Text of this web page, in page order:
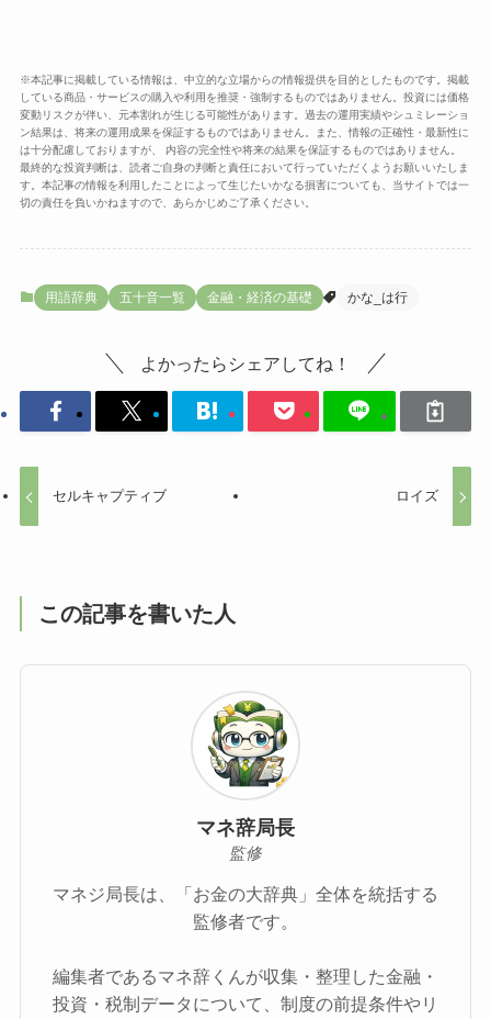
※本記事に掲載している情報は、中立的な立場からの情報提供を目的としたものです。掲載
している商品・サービスの購入や利用を推奨・強制するものではありません。投資には価格
変動リスクが伴い、元本割れが生じる可能性があります。過去の運用実績やシュミレーショ
ン結果は、将来の運用成果を保証するものではありません。また、情報の正確性・最新性に
は十分配慮しておりますが、 内容の完全性や将来の結果を保証するものではありません。
最終的な投資判断は、読者ご自身の判断と責任において行っていただくようお願いいたしま
す。本記事の情報を利用したことによって生じたいかなる損害についても、当サイトでは一
切の責任を負いかねますので、あらかじめご了承ください。
用語辞典 五十音一覧 金融・経済の基礎 かな_は行
よかったらシェアしてね！
セルキャプティブ ロイズ
この記事を書いた人
マネ辞局長
監修
マネジ局長は、「お金の大辞典」全体を統括する
監修者です。
編集者であるマネ辞くんが収集・整理した金融・
投資・税制データについて、制度の前提条件やリ